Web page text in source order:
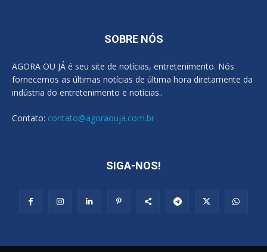
SOBRE NÓS
AGORA OU JÁ é seu site de notícias, entretenimento. Nós
fornecemos as últimas notícias de última hora diretamente da
indústria do entretenimento e notícias..
Contato: contato@agoraouja.com.br
SIGA-NOS!